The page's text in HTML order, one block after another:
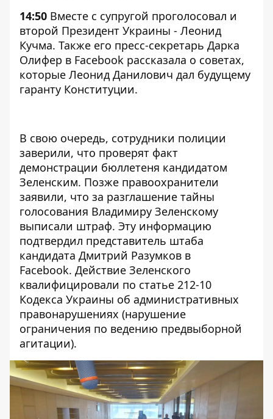
14:50 Вместе с супругой проголосовал и
второй Президент Украины - Леонид
Кучма. Также его пресс-секретарь Дарка
Олифер в Facebook рассказала о советах,
которые Леонид Данилович дал будущему
гаранту Конституции.
В свою очередь, сотрудники полиции
заверили, что проверят факт
демонстрации бюллетеня кандидатом
Зеленским. Позже правоохранители
заявили, что за разглашение тайны
голосования Владимиру Зеленскому
выписали штраф. Эту информацию
подтвердил представитель штаба
кандидата Дмитрий Разумков в
Facebook. Действие Зеленского
квалифицировали по статье 212-10
Кодекса Украины об административных
правонарушениях (нарушение
ограничения по ведению предвыборной
агитации).